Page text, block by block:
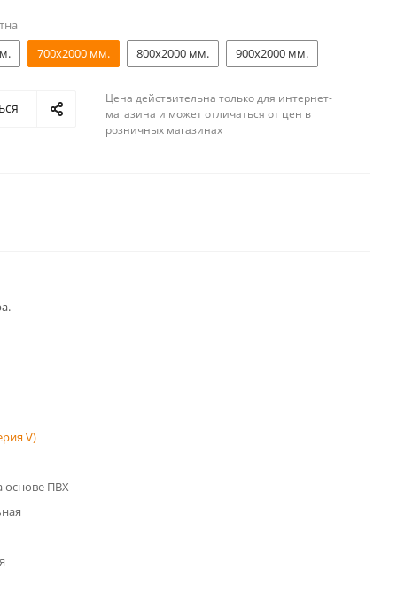
700x2000 мм. 800x2000 мм. 900x2000 мм.
Цена действительна только для интернет-
магазина и может отличаться от цен в
розничных магазинах
V)
основе ПВХ